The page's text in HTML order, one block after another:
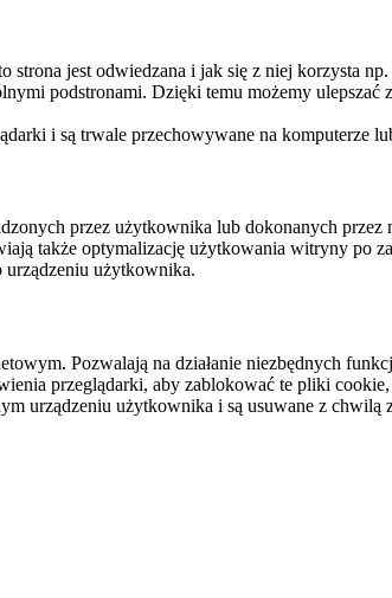
jest odwiedzana i jak się z niej korzysta
podstronami. Dzięki temu możemy ulepszać
i są trwale przechowywane na komputerze
przez użytkownika lub dokonanych
także optymalizację użytkowania witryny po
urządzeniu użytkownika.
Pozwalają na działanie niezbędnych
przeglądarki, aby zablokować te pliki
urządzeniu użytkownika i są usuwane z chwilą